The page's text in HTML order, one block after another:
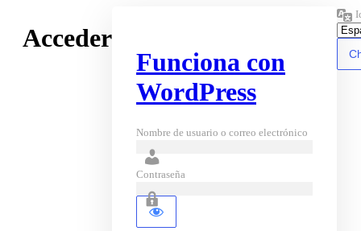
Acceder
Funciona con
WordPress
Nombre de usuario o correo electrónico
Contraseña